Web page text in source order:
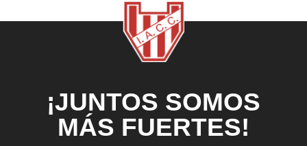
¡JUNTOS SOMOS
MÁS FUERTES!